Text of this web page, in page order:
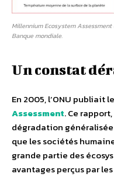
Millennium Ecosystem
Banque mondiale.
Un constat
En 2005, l’ONU publiait le
Assessment. Ce
dégradation
que les sociétés
grande partie des
avantages perçus par